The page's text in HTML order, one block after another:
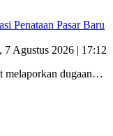
Penataan Pasar Baru
7 Agustus 2026 | 17:12
melaporkan dugaan…